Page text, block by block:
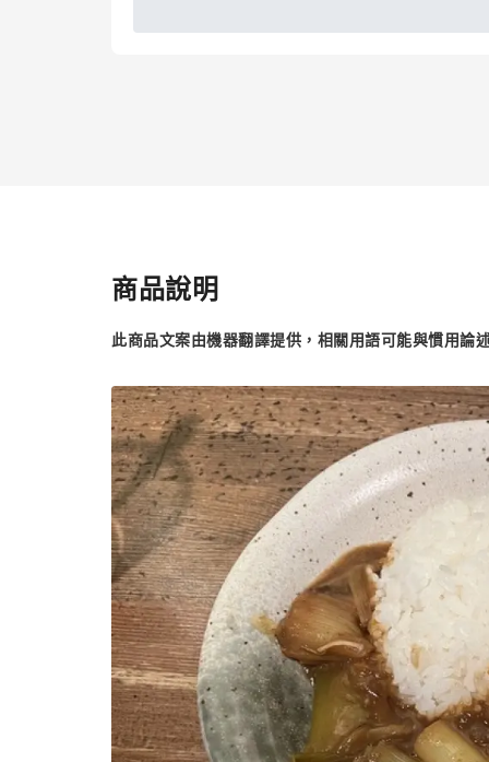
商品說明
此商品文案由機器翻譯提供，相關用語可能與慣用論